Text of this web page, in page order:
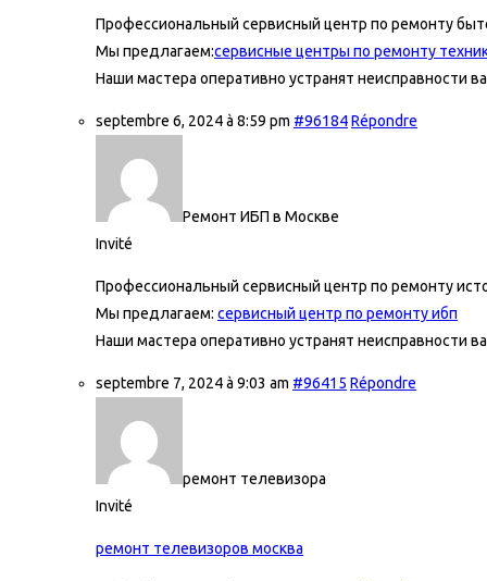
Профессиональный сервисный центр по ремонту
Мы предлагаем:сервисные центры по ремонту
Наши мастера оперативно устранят неисправности
septembre 6, 2024 à 8:59 pm #96184Répondre
Ремонт ИБП в Москве
Invité
Профессиональный сервисный центр по ремонту
Мы предлагаем: сервисный центр по ремонту ибп
Наши мастера оперативно устранят неисправности
septembre 7, 2024 à 9:03 am #96415 Répondre
ремонт телевизора
Invité
ремонт телевизоров москва